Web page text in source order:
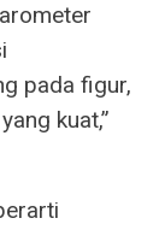
pada figur,
kuat,”